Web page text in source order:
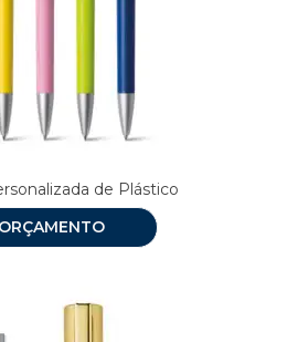
de Plástico
ORÇAMENTO